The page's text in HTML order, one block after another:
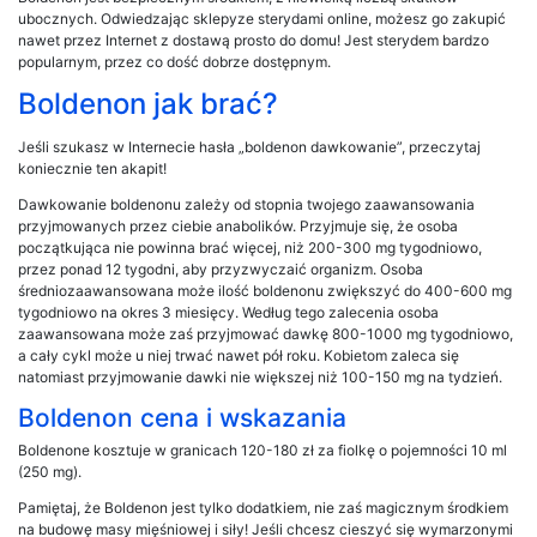
ubocznych. Odwiedzając sklepyze sterydami online, możesz go zakupić
nawet przez Internet z dostawą prosto do domu! Jest sterydem bardzo
popularnym, przez co dość dobrze dostępnym.
Boldenon jak brać?
Jeśli szukasz w Internecie hasła „boldenon dawkowanie”, przeczytaj
koniecznie ten akapit!
Dawkowanie boldenonu zależy od stopnia twojego zaawansowania
przyjmowanych przez ciebie anabolików. Przyjmuje się, że osoba
początkująca nie powinna brać więcej, niż 200-300 mg tygodniowo,
przez ponad 12 tygodni, aby przyzwyczaić organizm. Osoba
średniozaawansowana może ilość boldenonu zwiększyć do 400-600 mg
tygodniowo na okres 3 miesięcy. Według tego zalecenia osoba
zaawansowana może zaś przyjmować dawkę 800-1000 mg tygodniowo,
a cały cykl może u niej trwać nawet pół roku. Kobietom zaleca się
natomiast przyjmowanie dawki nie większej niż 100-150 mg na tydzień.
Boldenon cena i wskazania
Boldenone kosztuje w granicach 120-180 zł za fiolkę o pojemności 10 ml
(250 mg).
Pamiętaj, że Boldenon jest tylko dodatkiem, nie zaś magicznym środkiem
na budowę masy mięśniowej i siły! Jeśli chcesz cieszyć się wymarzonymi